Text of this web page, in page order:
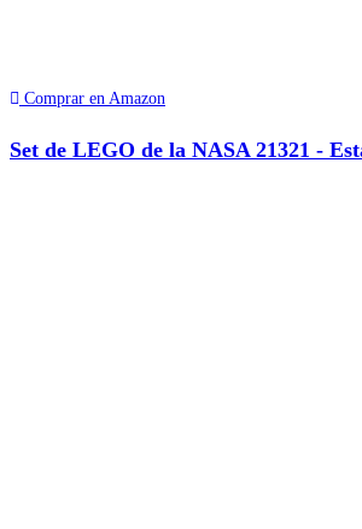
Comprar en Amazon
Set de LEGO de la NASA 21321 -